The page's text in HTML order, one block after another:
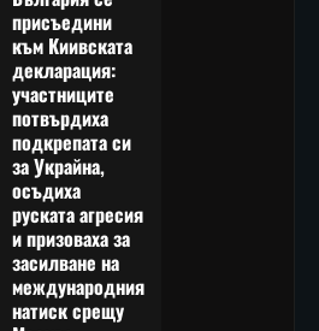
присъедини
към Киивската
декларация:
участниците
потвърдиха
подкрепата си
за Украйна,
осъдиха
руската агресия
и призоваха за
засилване на
международния
натиск срещу